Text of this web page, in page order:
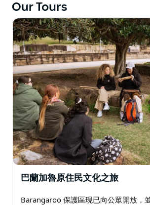
說，這些旅行是必須的。 Barangaroo
唯一一個純原生植物的大型公園。
Our Tours
巴蘭加魯原住民文化之旅
Barangaroo 保護區現已向公眾開放，